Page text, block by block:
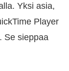
Yksi asia,
Player
Se sieppaa